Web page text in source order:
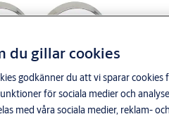
du gillar cookies
godkänner du att vi sparar cookies
för sociala medier och
med våra sociala medier, reklam-